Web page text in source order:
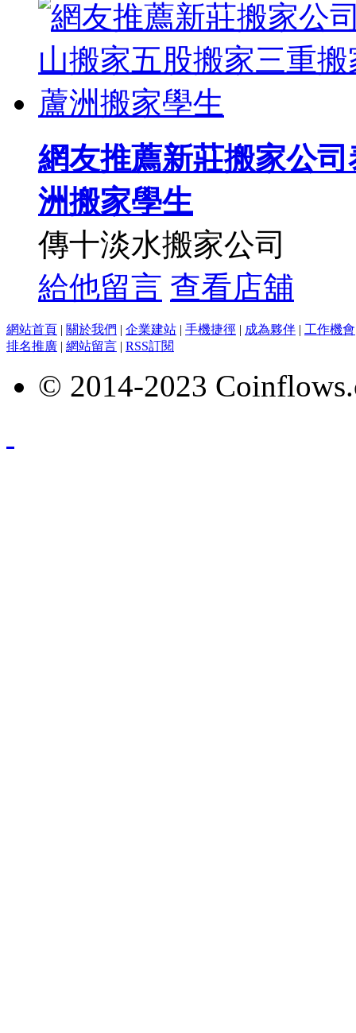
網友推薦新莊搬家公
洲搬家學生
傳十淡水搬家公司
給他留言 查看店舖
網站首頁 | 關於我們 | 企業建站 | 手機捷徑 | 成為夥伴 | 工作機會
排名推廣 | 網站留言 | RSS訂閱
© 2014-2023